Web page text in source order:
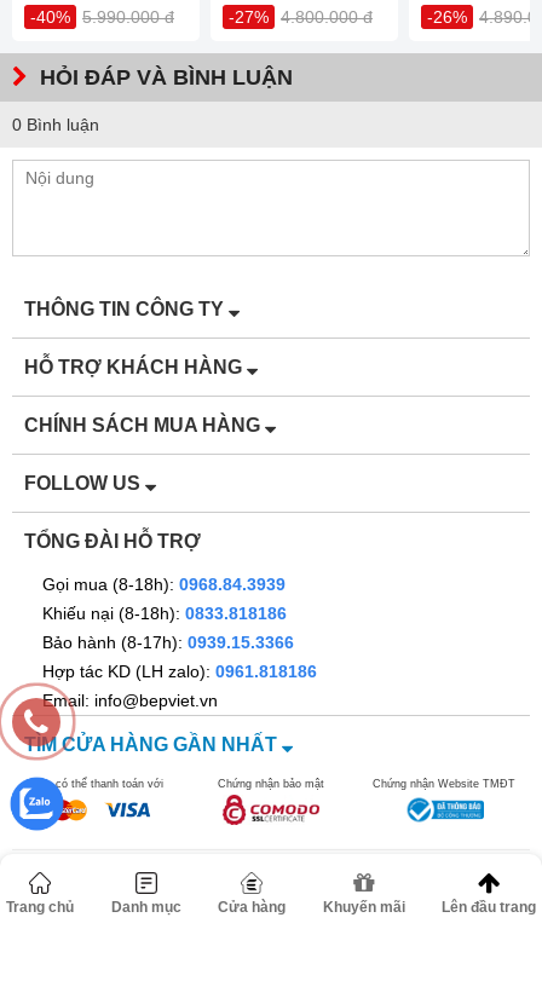
Số người ăn
4 - 6 người (1.6 - 2 lít)
Trọng lượng lòng
Chất liệu lòng nồi
cơm
3D (Toả nhiệt từ 3 hướng)
Tiện ích khác
Có xửng hấp
Bảo hành 24 Tháng
Xuất xứ Hàn Quốc
-40% 5.990.000 đ -27% 4.800.000 đ -26%
HỎI ĐÁP VÀ BÌNH LUẬN
0 Bình luận
THÔNG TIN CÔNG TY
HỖ TRỢ KHÁCH HÀNG
CHÍNH SÁCH MUA HÀNG
FOLLOW US
TỔNG ĐÀI HỖ TRỢ
Gọi mua (8-18h): 0968.84.3939
Khiếu nại (8-18h): 0833.818186
Bảo hành (8-17h): 0939.15.3366
Hợp tác KD (LH zalo): 0961.818186
Email: info@bepviet.vn
TÌM CỬA HÀNG GẦN NHẤT
Bạn có thể thanh toán với Chứng nhận bảo mật Chứng nhận Website TMĐT
©2016 bepviet.vn - Công ty TNHH Dann Việt Nam. MST
0106517278. Địa chỉ: Số 67 ngõ 262B đường Nguyễn Trãi, Phường
Trang chủ Danh mục Cửa hàng Khuyến mãi Lên đầu trang